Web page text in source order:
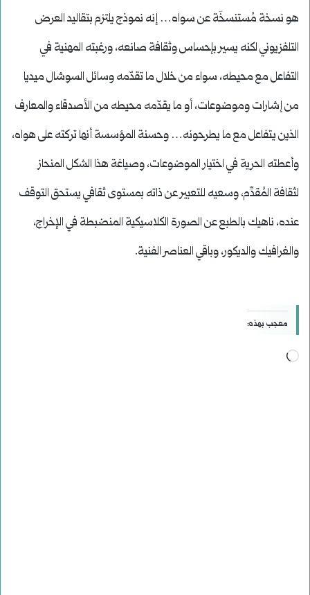
هو نسخة مُستنسخَة عن سواه… إنه نموذج يلتزم بتقاليد العرض
التلفزيوني لكنه يسير بإحساس وثقافة صانعه، ورغبته المهنية في
التفاعل مع محيطه، سواء من خلال ما تقدّمه وسائل السوشال ميديا
من إشارات وموضوعات، أو ما يقدّمه محيطه من الأصدقاء والمعارف
الذين يتفاعل مع ما يطرحونه… وحسنة المؤسسة أنها تركته على هواه،
وأعطته الحرية في اختيار الموضوعات، وصياغة هذا الشكل المنحاز
لثقافة المُقدِّم، وسعيه للتعبير عن ذاته بمستوى ثقافي يستحق التوقف
عنده، ناهيك بالطبع عن الصورة الكلاسيكية المنضبطة في الإخراج،
والغرافيك والديكور، وباقي العناصر الفنية.
معجب بهذه:
جاري